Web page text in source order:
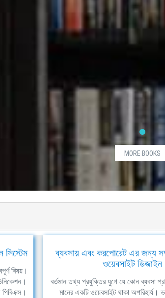
MORE BOOKS
সিস্টেম
বিষয়।
ব্যবসায় এবং করপোরেট এর জন্য
ওয়েবসাইট ডিজাইন
বর্তমান তথ্য প্রযুক্তির যুগে যে কোন ব্যবসা
মানের একটি ওয়েবসাইট থাকা অপরিহার্য।